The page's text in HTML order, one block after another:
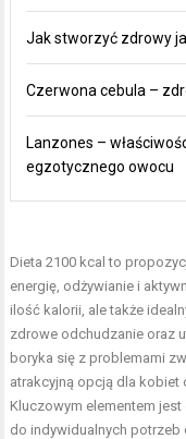
Jak stworzyć zdrowy
Czerwona cebula –
Lanzones –
egzotycznego owocu
Dieta 2100 kcal to
energię, odżywianie i
ilość kalorii, ale także
zdrowe odchudzanie oraz
boryka się z problemami
atrakcyjną opcją dla kobiet
Kluczowym elementem
do indywidualnych potrzeb